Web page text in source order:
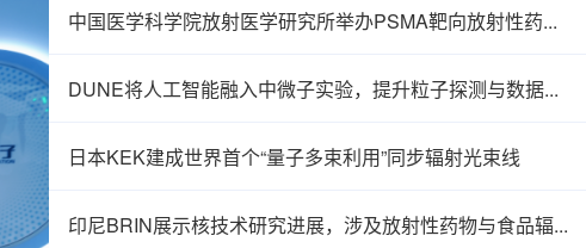
中国医学科学院放射医学研究所举办PSMA靶向放射性药物学术报告会
DUNE将人工智能融入中微子实验，提升粒子探测与数据处理能力
日本KEK建成世界首个“量子多束利用”同步辐射光束线
印尼BRIN展示核技术研究进展，涉及放射性药物与食品辐照应用